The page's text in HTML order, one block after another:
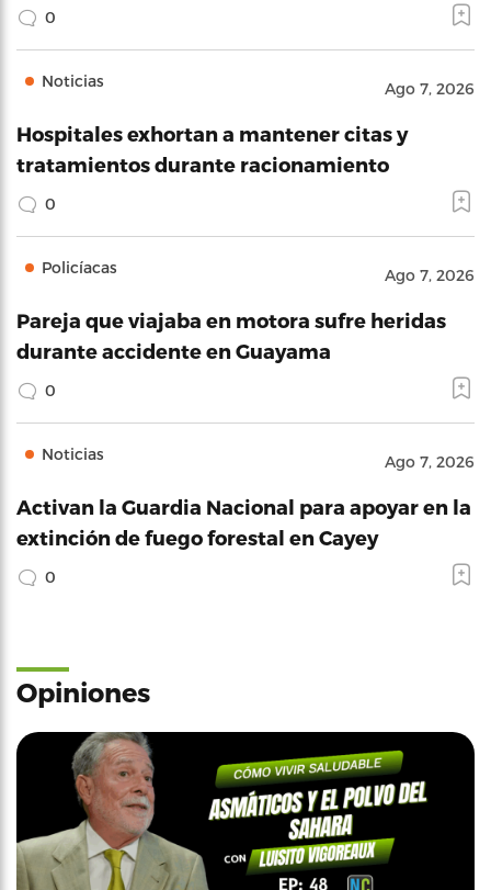
0
Noticias Ago 7, 2026
Hospitales exhortan a mantener citas y
tratamientos durante racionamiento
0
Policíacas Ago 7, 2026
Pareja que viajaba en motora sufre heridas
durante accidente en Guayama
0
Noticias Ago 7, 2026
Activan la Guardia Nacional para apoyar en la
extinción de fuego forestal en Cayey
0
Opiniones